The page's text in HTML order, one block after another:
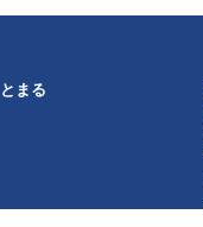
とまる